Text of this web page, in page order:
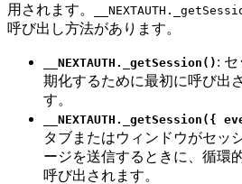
用されます。
呼び出し方法があります。
__NEXTAUTH._getSession() :
期化するために最初に呼び出
す。
タブまたはウィンドウがセッ
ージを送信するときに、循環
呼び出されます。